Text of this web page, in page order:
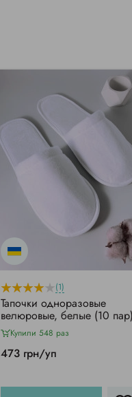
(1)
Тапочки одноразовые
велюровые, белые (10
Купили 548 раз
473 грн/уп